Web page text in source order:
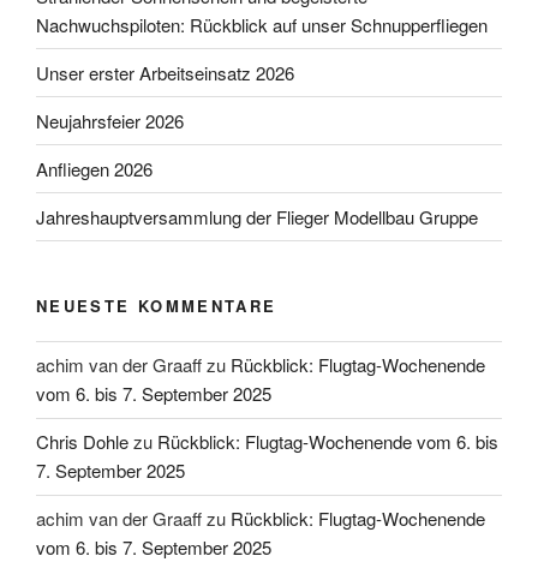
Nachwuchspiloten: Rückblick auf unser Schnupperfliegen
Unser erster Arbeitseinsatz 2026
Neujahrsfeier 2026
Anfliegen 2026
Jahreshauptversammlung der Flieger Modellbau Gruppe
NEUESTE KOMMENTARE
achim van der Graaffzu Rückblick: Flugtag-Wochenende
vom 6. bis 7. September 2025
Chris Dohlezu Rückblick: Flugtag-Wochenende vom 6. bis
7. September 2025
achim van der Graaffzu Rückblick: Flugtag-Wochenende
vom 6. bis 7. September 2025